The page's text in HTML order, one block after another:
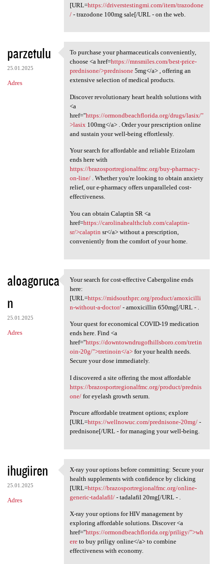
[URL=https://driverstestingmi.com/item/trazodone
/- trazodone 100mg sale[/URL - on the web.
parzetulu
25.01.2025
Adres
To purchase your
To purchase your pharmaceuticals conveniently,
choose <a href=https://mnsmiles.com/best-price-
prednisone/>prednisone5mg</a> , offering an
extensive selection of medical products.
Discover revolutionary heart health solutions with
<a
href="https://ormondbeachflorida.org/drugs/lasix/"
>lasix 100mg</a> . Order your prescription online
and sustain your well-being effortlessly.
Your search for affordable and reliable Etizolam
ends here with
https://brazosportregionalfmc.org/buy-pharmacy-
on-line/. Whether you're looking to obtain anxiety
relief, our e-pharmacy offers unparalleled cost-
effectiveness.
You can obtain Calaptin SR <a
href=https://carolinahealthclub.com/calaptin-
sr/>calaptin sr</a> without a prescription,
conveniently from the comfort of your home.
aloagoruca
n
25.01.2025
Adres
Your search for cost
Your search for cost-effective Cabergoline ends
here:
[URL=https://midsouthprc.org/product/amoxicilli
n-without-a-doctor/- amoxicillin 650mg[/URL - .
Your quest for economical COVID-19 medication
ends here. Find <a
href="https://downtowndrugofhillsboro.com/tretin
oin-20g/">tretinoin</a>for your health needs.
Secure your dose immediately.
I discovered a site offering the most affordable
https://brazosportregionalfmc.org/product/prednis
one/for eyelash growth serum.
Procure affordable treatment options; explore
[URL=https://wellnowuc.com/prednisone-20mg/-
prednisone[/URL - for managing your well-being.
ihugiiren
25.01.2025
Adres
X-ray your options before
X-ray your options before committing: Secure your
health supplements with confidence by clicking
[URL=https://brazosportregionalfmc.org/online-
generic-tadalafil/- tadalafil 20mg[/URL - .
X-ray your options for HIV management by
exploring affordable solutions. Discover <a
href="https://ormondbeachflorida.org/priligy/">wh
ereto buy priligy online</a> to combine
effectiveness with economy.